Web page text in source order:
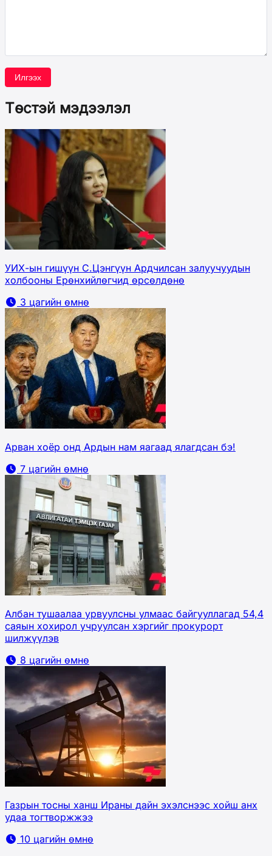
Илгээх
Төстэй мэдээлэл
УИХ-ын гишүүн С.Цэнгүүн Ардчилсан залуучуудын
холбооны Ерөнхийлөгчид өрсөлдөнө
3 цагийн өмнө
Арван хоёр онд Ардын нам яагаад ялагдсан бэ!
7 цагийн өмнө
Албан тушаалаа урвуулсны улмаас байгууллагад 54,4
саяын хохирол учруулсан хэргийг прокурорт
шилжүүлэв
8 цагийн өмнө
Газрын тосны ханш Ираны дайн эхэлснээс хойш анх
удаа тогтворжжээ
10 цагийн өмнө